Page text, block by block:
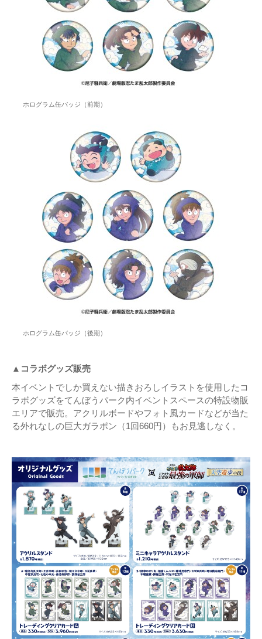
ホログラム缶バッジ（前期）
ホログラム缶バッジ（後期）
▲コラボグッズ販売
本イベントでしか買えない描きおろしイラストを使用したコ
ラボグッズをてんぼうパーク内イベントスペースの特設物販
エリアで販売。アクリルボードやフォト風カードなどが当た
る外れなしの巨大ガラポン（1回660円）もお見逃しなく。